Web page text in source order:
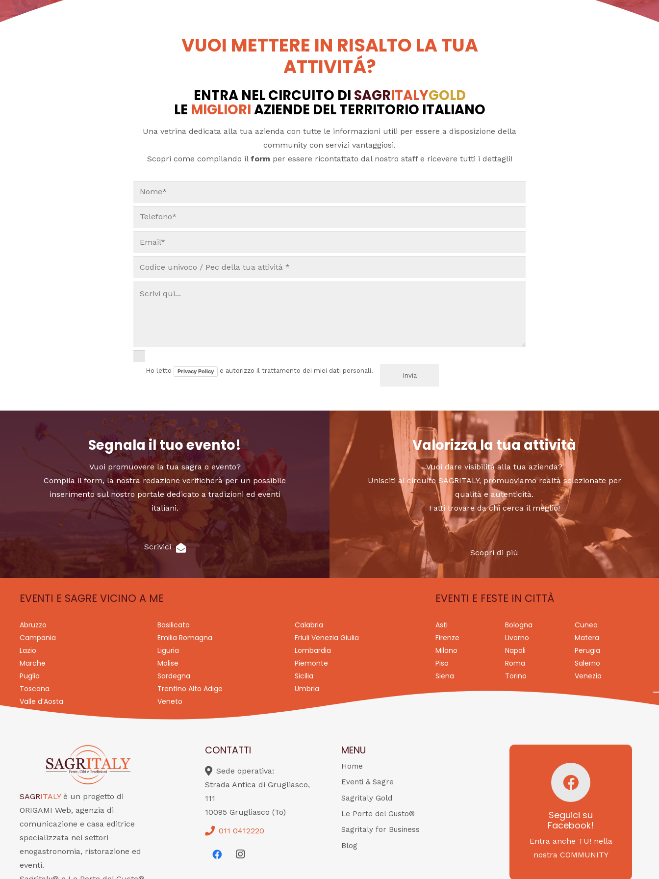
VUOI METTERE IN RISALTO LA TUA
ATTIVITÁ?
ENTRA NEL CIRCUITO DI SAGRITALYGOLD
LE MIGLIORIAZIENDE DEL TERRITORIO ITALIANO
Una vetrina dedicata alla tua azienda con tutte le informazioni utili per essere a disposizione della
community con servizi vantaggiosi.
Scopri come compilando il form per essere ricontattato dal nostro staff e ricevere tutti i dettagli!
Ho letto Privacy Policy e autorizzo il trattamento dei miei dati personali.
Segnala il tuo evento!
Vuoi promuovere la tua sagra o evento?
Compila il form, la nostra redazione verificherà per un possibile
inserimento sul nostro portale dedicato a tradizioni ed eventi
italiani.
Scrivici
Valorizza la tua attività
Vuoi dare visibilità alla tua azienda?
Unisciti al circuito SAGRITALY, promuoviamo realtà selezionate per
qualità e autenticità.
Fatti trovare da chi cerca il meglio!
Scopri di più
EVENTI E SAGRE VICINO A ME
Abruzzo Basilicata
Calabria
Campania
Emilia Romagna
Friuli Venezia Giulia
Lazio
Liguria
Lombardia
Marche
Molise
Piemonte
Puglia
Sardegna
Sicilia
Toscana
Trentino Alto Adige
Umbria
Valle d’Aosta
Veneto
EVENTI E FESTE IN CITTÀ
Asti Bologna
Cuneo
Firenze
Livorno
Matera
Milano
Napoli
Perugia
Pisa
Roma
Salerno
Siena
Torino Venezia
SAGRITALY è un progetto di
ORIGAMI Web, agenzia di
comunicazione e casa editrice
specializzata nei settori
enogastronomia, ristorazione ed
eventi.
CONTATTI
Sede operativa:
Strada Antica di Grugliasco,
111
10095 Grugliasco (To)
011 0412220
MENU
Home
Eventi & Sagre
Sagritaly Gold
Le Porte del Gusto®
Sagritaly for Business
Blog
Seguici su
Facebook!
Entra anche TU! nella
nostra COMMUNITY
Seguici su
Facebook!
SAGRITALY
Feste, cibi e tradizioni
da Nord a Sud...